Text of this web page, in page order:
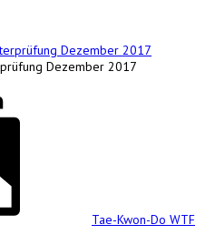
Dezember 2017
Tae-Kwon-Do WTF